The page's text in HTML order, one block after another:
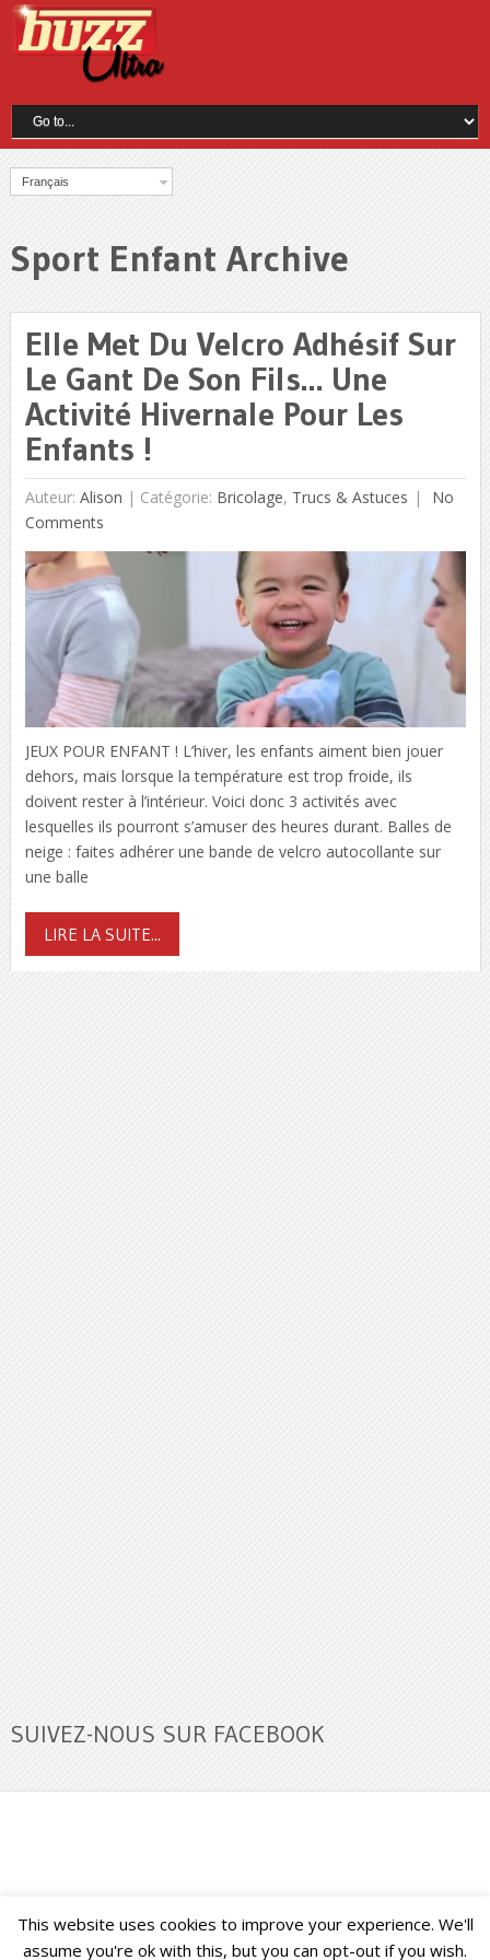
Français
Sport Enfant Archive
Elle Met Du Velcro Adhésif Sur
Le Gant De Son Fils… Une
Activité Hivernale Pour Les
Enfants !
Auteur: Alison | Catégorie: Bricolage, Trucs & Astuces
No
Comments
JEUX POUR ENFANT ! L’hiver, les enfants aiment bien jouer
dehors, mais lorsque la température est trop froide, ils
doivent rester à l’intérieur. Voici donc 3 activités avec
lesquelles ils pourront s’amuser des heures durant. Balles de
neige : faites adhérer une bande de velcro autocollante sur
une balle
LIRE LA SUITE...
SUIVEZ-NOUS SUR FACEBOOK
Buzz Ultra Copyright © 2026. Back to Top ↑
This website uses cookies to improve your experience. We'll
assume you're ok with this, but you can opt-out if you wish.